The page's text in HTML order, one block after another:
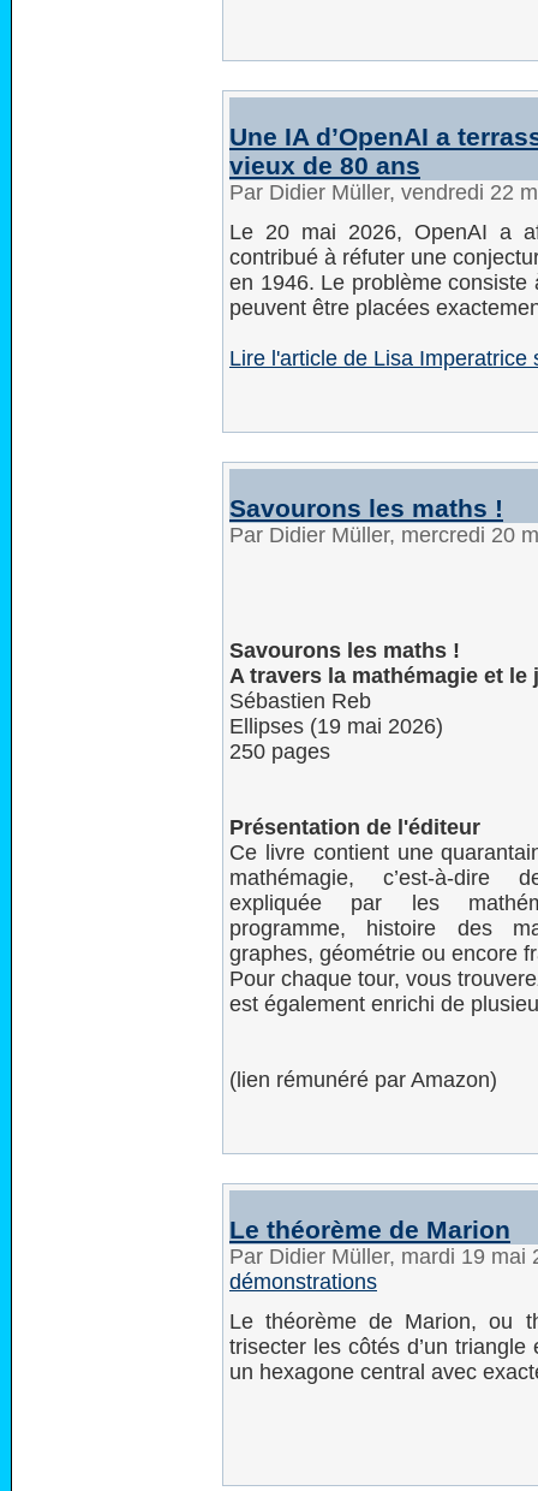
Une IA d’OpenAI a
vieux de 80 ans
Par Didier Müller, vendredi 22
Le 20 mai 2026, OpenAI a
contribué à réfuter une
en 1946. Le problème
peuvent être placées
Lire l'article de Lisa Imperatrice
Savourons les maths !
Par Didier Müller, mercredi 20
Savourons les maths !
A travers la mathémagie et le
Sébastien Reb
Ellipses (19 mai 2026)
250 pages
Présentation de l'éditeur
Ce livre contient une
mathémagie, c’est-à-
expliquée par les
programme, histoire des
graphes, géométrie ou encore
Pour chaque tour, vous
est également enrichi de
(lien rémunéré par Amazon)
Le théorème de Marion
Par Didier Müller, mardi 19 mai
démonstrations
Le théorème de Marion, ou
trisecter les côtés d’un
un hexagone central avec